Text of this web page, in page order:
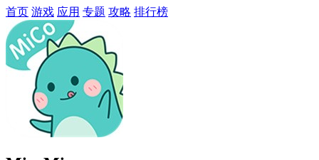
首页 游戏 应用 专题 攻略 排行榜